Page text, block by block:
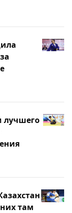
лучшего
там